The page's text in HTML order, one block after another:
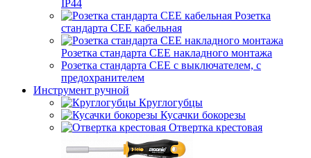
IP44
Розетка
стандарта СЕЕ кабельная
Розетка стандарта СЕЕ накладного монтажа
Розетка стандарта СЕЕ с выключателем, с
предохранителем
Инструмент ручной
Круглогубцы
Кусачки бокорезы
Отвертка крестовая